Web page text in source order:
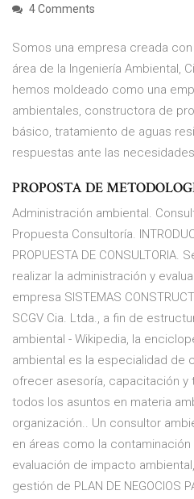
4 Comments
Somos una empresa creada
área de la Ingeniería Ambiental,
hemos moldeado como una
ambientales, constructora de
básico, tratamiento de aguas
respuestas ante las
PROPOSTA DE
Administración ambiental.
Propuesta Consultoría.
PROPUESTA DE
realizar la administración y
empresa SISTEMAS
SCGV Cia. Ltda., a fin de
ambiental - Wikipedia, la
ambiental es la especialidad de
ofrecer asesoría, capacitación
todos los asuntos en materia
organización.. Un consultor
en áreas como la contaminación
evaluación de impacto
gestión de PLAN DE NEGOCIOS